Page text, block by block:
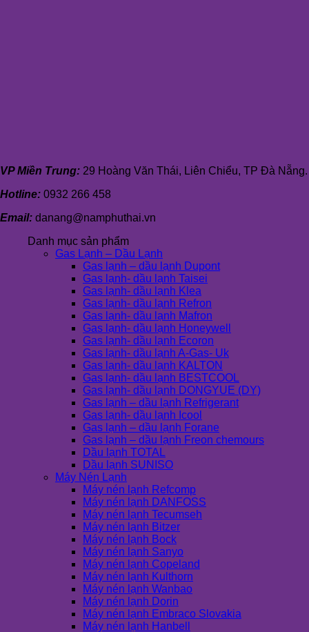
VP Miền Trung: 29 Hoàng Văn Thái, Liên Chiểu, TP Đà Nẵng.
Hotline: 0932 266 458
Email: danang@namphuthai.vn
Danh mục sản phẩm
Gas Lạnh – Dầu Lạnh
Gas lạnh – dầu lạnh Dupont
Gas lạnh- dầu lạnh Taisei
Gas lạnh- dầu lạnh Klea
Gas lạnh- dầu lạnh Refron
Gas lạnh- dầu lạnh Mafron
Gas lạnh- dầu lạnh Honeywell
Gas lạnh- dầu lạnh Ecoron
Gas lạnh- dầu lạnh A-Gas- Uk
Gas lạnh- dầu lạnh KALTON
Gas lạnh- dầu lạnh BESTCOOL
Gas lạnh- dầu lạnh DONGYUE (DY)
Gas lạnh – dầu lạnh Refrigerant
Gas lạnh- dầu lạnh Icool
Gas lạnh – dầu lạnh Forane
Gas lạnh – dầu lạnh Freon chemours
Dầu lạnh TOTAL
Dầu lạnh SUNISO
Máy Nén Lạnh
Máy nén lạnh Refcomp
Máy nén lạnh DANFOSS
Máy nén lạnh Tecumseh
Máy nén lạnh Bitzer
Máy nén lạnh Bock
Máy nén lạnh Sanyo
Máy nén lạnh Copeland
Máy nén lạnh Kulthorn
Máy nén lạnh Wanbao
Máy nén lạnh Dorin
Máy nén lạnh Embraco Slovakia
Máy nén lạnh Hanbell